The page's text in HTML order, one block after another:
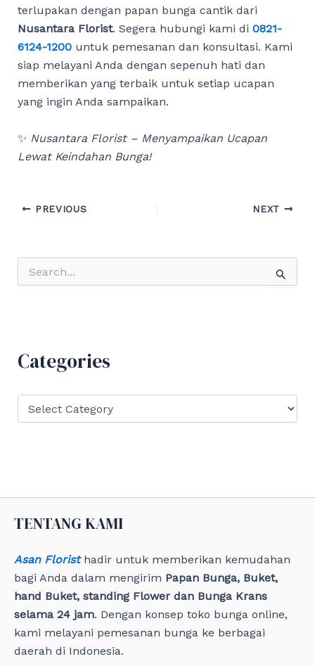
terlupakan dengan papan bunga cantik dari
Nusantara Florist. Segera hubungi kami di 0821-
6124-1200untuk pemesanan dan konsultasi. Kami
siap melayani Anda dengan sepenuh hati dan
memberikan yang terbaik untuk setiap ucapan
yang ingin Anda sampaikan.
✨ Nusantara Florist – Menyampaikan Ucapan
Lewat Keindahan Bunga!
Post
PREVIOUS NEXT
o
Categories
i
s
TENTANG KAMI
Asan Floristhadir untuk memberikan kemudahan
bagi Anda dalam mengirim Papan Bunga, Buket,
hand Buket, standing Flower dan Bunga Krans
selama 24 jam. Dengan konsep toko bunga online,
kami melayani pemesanan bunga ke berbagai
daerah di Indonesia.